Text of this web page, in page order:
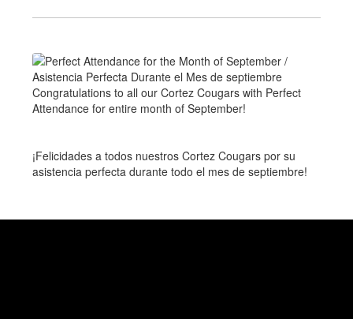
Congratulations to all our Cortez Cougars with Perfect
Attendance for entire month of September!
¡Felicidades a todos nuestros Cortez Cougars por su
asistencia perfecta durante todo el mes de septiembre!